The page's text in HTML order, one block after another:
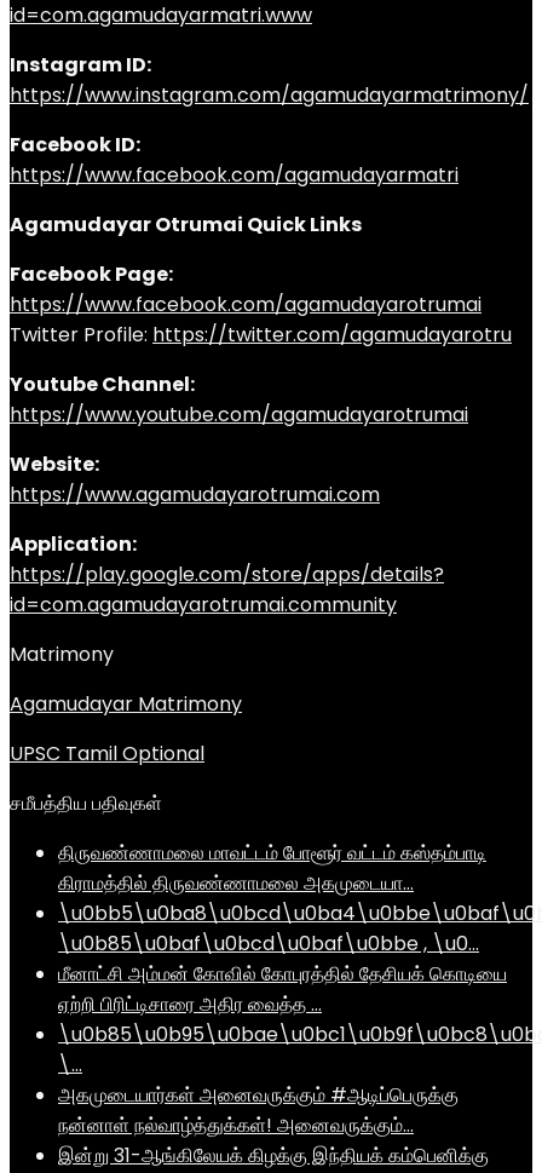
id=com.agamudayarmatri.www
Instagram ID:
https://www.instagram.com/agamudayarmatrimony/
Facebook ID:
https://www.facebook.com/agamudayarmatri
Agamudayar Otrumai Quick Links
Facebook Page:
https://www.facebook.com/agamudayarotrumai
Twitter Profile: https://twitter.com/agamudayarotru
Youtube Channel:
https://www.youtube.com/agamudayarotrumai
Website:
https://www.agamudayarotrumai.com
Application:
https://play.google.com/store/apps/details?
id=com.agamudayarotrumai.community
Matrimony
Agamudayar Matrimony
UPSC Tamil Optional
சமீபத்திய பதிவுகள்
திருவண்ணாமலை மாவட்டம் போளூர் வட்டம் கஸ்தம்பாடி
கிராமத்தில் திருவண்ணாமலை அகமுடையா…
\u0b85\u0baf\u0bcd\u0baf\u0bbe , \u0…
மீனாட்சி அம்மன் கோவில் கோபுரத்தில் தேசியக் கொடியை
ஏற்றி பிரிட்டிசாரை அதிர வைத்த …
\…
அகமுடையார்கள் அனைவருக்கும் #ஆடிப்பெருக்கு
நன்னாள் நல்வாழ்த்துக்கள்! அனைவருக்கும்…
இன்று 31-ஆங்கிலேயக் கிழக்கு இந்தியக் கம்பெனிக்கு